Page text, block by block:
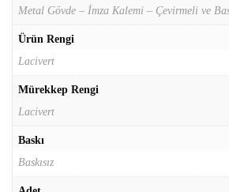
sayfasınıinceleyebilirsiniz. Ayrıcarubber roller
setigibi diğer premium ürünlerimizi de
Versatil Kalem Seti
Ürünün Avantajları
İmza kalemi ve versatil kalem:
Çevirmeli ve basmalı mekanizma:Pratik
Metal Gövde – İmza Kalemi – Çevirmeli ve
Ürün Rengi
Lacivert
Mürekkep Rengi
Lacivert
Baskı
Baskısız